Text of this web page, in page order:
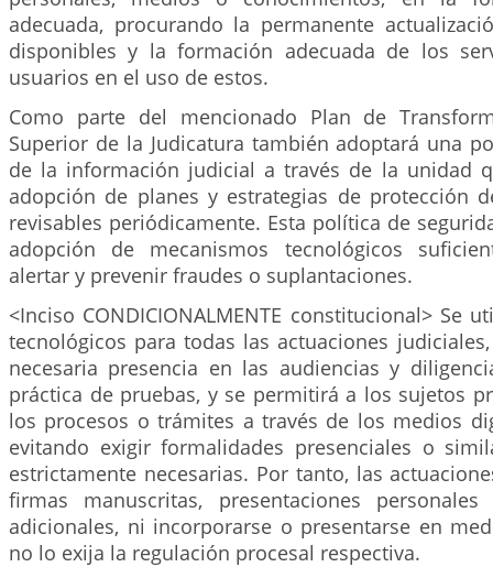
adecuada, procurando la permanente
disponibles y la formación adecuada de los
usuarios en el uso de estos.
Como parte del mencionado Plan de
Superior de la Judicatura también adoptará una
de la información judicial a través de la unidad
adopción de planes y estrategias de protección
revisables periódicamente. Esta política de
adopción de mecanismos tecnológicos
alertar y prevenir fraudes o suplantaciones.
<Inciso CONDICIONALMENTE constitucional> Se
tecnológicos para todas las actuaciones
necesaria presencia en las audiencias y
práctica de pruebas, y se permitirá a los sujetos
los procesos o trámites a través de los medios
evitando exigir formalidades presenciales o
estrictamente necesarias. Por tanto, las
firmas manuscritas, presentaciones
adicionales, ni incorporarse o presentarse en
no lo exija la regulación procesal respectiva.